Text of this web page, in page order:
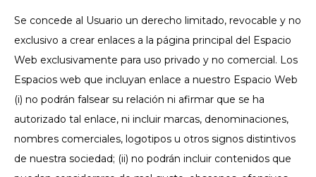
Se concede al Usuario un derecho limitado, revocable y no
exclusivo a crear enlaces a la página principal del Espacio
Web exclusivamente para uso privado y no comercial. Los
Espacios web que incluyan enlace a nuestro Espacio Web
(i) no podrán falsear su relación ni afirmar que se ha
autorizado tal enlace, ni incluir marcas, denominaciones,
nombres comerciales, logotipos u otros signos distintivos
de nuestra sociedad; (ii) no podrán incluir contenidos que